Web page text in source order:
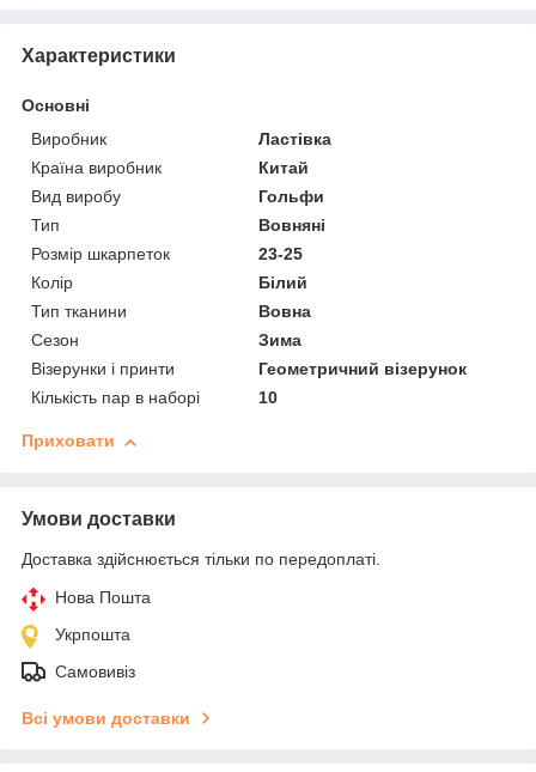
Характеристики
Основні
Виробник
Ластівка
Країна виробник
Китай
Вид виробу
Гольфи
Тип
Вовняні
Розмір шкарпеток
23-25
Колір
Білий
Тип тканини
Вовна
Сезон
Зима
Візерунки і принти
Геометричний візерунок
Кількість пар в наборі
10
Приховати
Умови доставки
Доставка здійснюється тільки по передоплаті.
Нова Пошта
Укрпошта
Самовивіз
Всі умови доставки